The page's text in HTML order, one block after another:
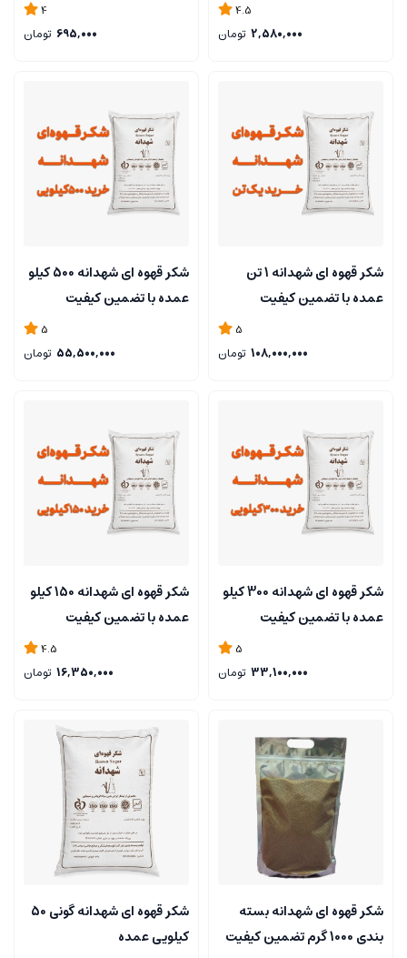
4.5
2,580,000 تومان
4
695,000 تومان
شکر قهوه ای شهدانه 1 تن
عمده با تضمین کیفیت
5
108,000,000 تومان
شکر قهوه ای شهدانه 500 کیلو
عمده با تضمین کیفیت
5
55,500,000 تومان
شکر قهوه ای شهدانه 300 کیلو
عمده با تضمین کیفیت
5
33,100,000 تومان
شکر قهوه ای شهدانه 150 کیلو
عمده با تضمین کیفیت
4.5
16,350,000 تومان
شکر قهوه ای شهدانه بسته
بندی 1000 گرم تضمین کیفیت
شکر قهوه ای شهدانه گونی 50
کیلویی عمده